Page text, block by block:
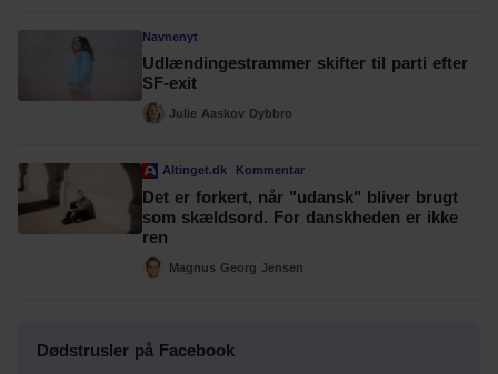
Navnenyt
Udlændingestrammer skifter til parti efter
SF-exit
Julie Aaskov Dybbro
Altinget.dk Kommentar
Det er forkert, når "udansk" bliver brugt
som skældsord. For danskheden er ikke
ren
Magnus Georg Jensen
Dødstrusler på Facebook